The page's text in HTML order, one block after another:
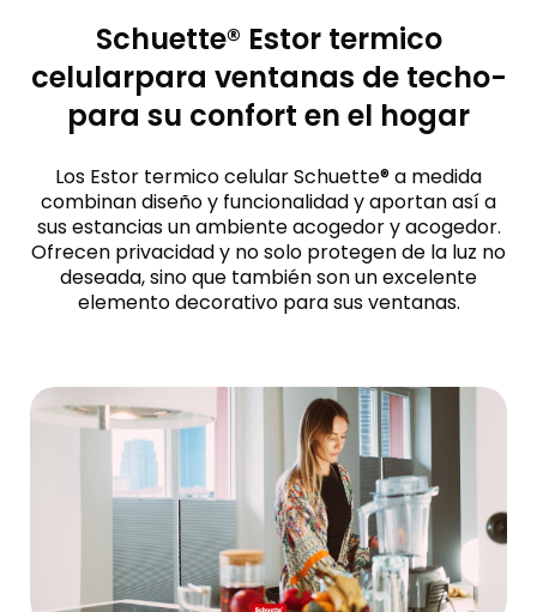
Schuette® Estor termico
celularpara ventanas de techo-
para su confort en el hogar
Los Estor termico celular Schuette® a medida
combinan diseño y funcionalidad y aportan así a
sus estancias un ambiente acogedor y acogedor.
Ofrecen privacidad y no solo protegen de la luz no
deseada, sino que también son un excelente
elemento decorativo para sus ventanas.